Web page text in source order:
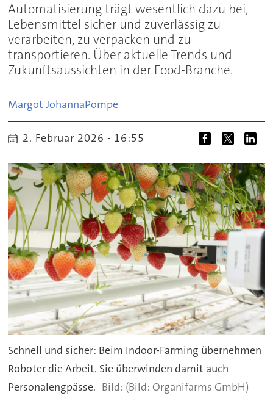
Automatisierung trägt wesentlich dazu bei,
Lebensmittel sicher und zuverlässig zu
verarbeiten, zu verpacken und zu
transportieren. Über aktuelle Trends und
Zukunftsaussichten in der Food-Branche.
Margot JohannaPompe
2. Februar 2026 - 16:55
Schnell und sicher: Beim Indoor-Farming übernehmen
Roboter die Arbeit. Sie überwinden damit auch
Personalengpässe.
(Bild: Organifarms GmbH)